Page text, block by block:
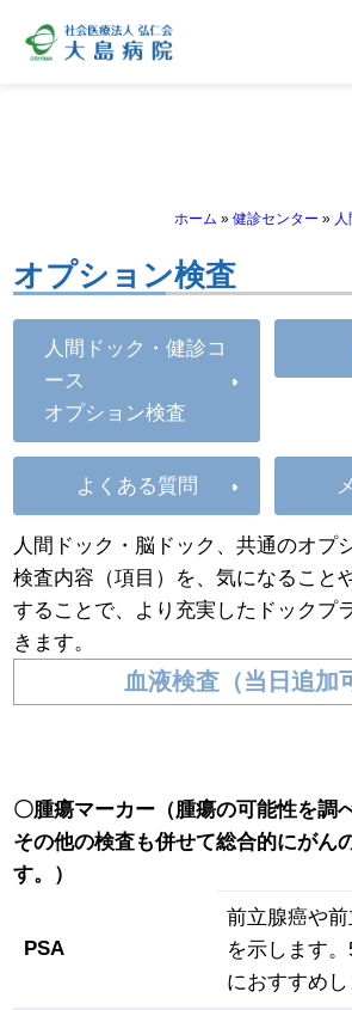
ホーム » 健診センター »
オプション検査
人間ドック・健診コ
ース
オプション検査
よくある質問
人間ドック・脳ドック、共通のオプ
検査内容（項目）を、気になること
することで、より充実したドックプ
きます。
血液検査（当日追加
〇腫瘍マーカー（腫瘍の可能性を調
その他の検査も併せて総合的にがん
す。）
PSA
前立腺癌や
を示します
におすすめし